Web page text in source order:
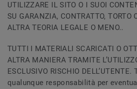
UTILIZZARE IL SITO O I SUOI
SU GARANZIA, CONTRATTO, TORTO
ALTRA TEORIA LEGALE O MENO..
TUTTI I MATERIALI SCARICATI O
ALTRA MANIERA TRAMITE
ESCLUSIVO RISCHIO
qualunque responsabilità per